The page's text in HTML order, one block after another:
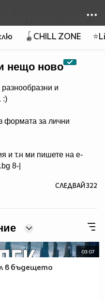
🪀CHILL ZONE
нещо ново
и
:)
формата за лични
и т.н ми пишете на е-
8-|
СЛЕДВАЙ322
03:07
в бъдещето